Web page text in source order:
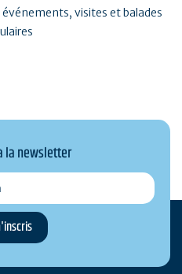
visites et balades
la newsletter